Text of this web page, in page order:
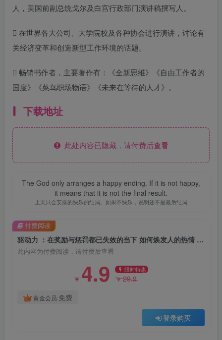
人，美国前副总统戈尔及白宫行政部门演讲稿撰写人。
 在世界各大公司、大学院校及各种协会进行演讲，讨论有
关经济变革和创造新型工作环境的话题。
 畅销书作者，主要著作有：《全新思维》《自由工作者的
国度》《菜鸟职场物语》《未来在等待的人才》。
下载地址
此处内容已隐藏，请付费后查看
The God only arranges a happy ending. If it is not happy,
it means that it is not the final result.
上天只会安排的快乐的结局。如果不快乐，说明还不是最后结局
驱动力 ：在奖励与惩罚都已失效的当下 如何焕发人的热情 （epub+mobi+pdf）
此内容为付费阅读，请付费后查看
￥ 4.9 限时特惠
￥29.9
黄金会员 免费
登录购买
付费阅读